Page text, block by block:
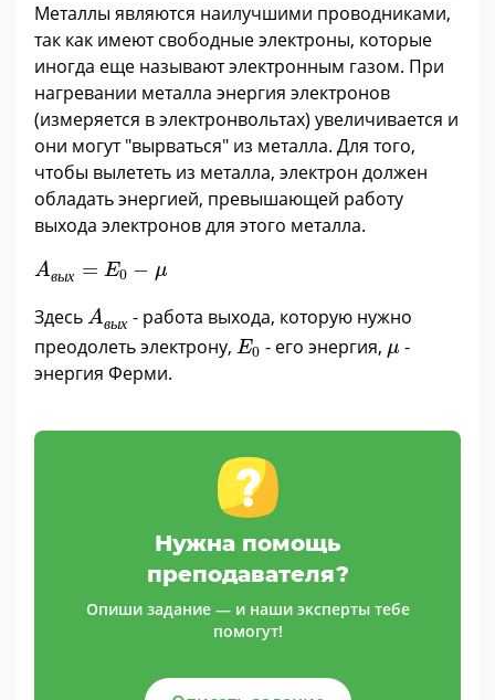
Металлы являются наилучшими проводниками,
так как имеют свободные электроны, которые
иногда еще называют электронным газом. При
нагревании металла энергия электронов
(измеряется в электронвольтах) увеличивается и
они могут "вырваться" из металла. Для того,
чтобы вылететь из металла, электрон должен
обладать энергией, превышающей работу
выхода электронов для этого металла.
Aвых = E0 − μ
A E0
Здесь Aвых
A
- работа выхода, которую нужно
преодолеть электрону, E0
E0- его энергия, μ
μ -
энергия Ферми.
Нужна помощь
преподавателя?
Опиши задание — и наши эксперты тебе
помогут!